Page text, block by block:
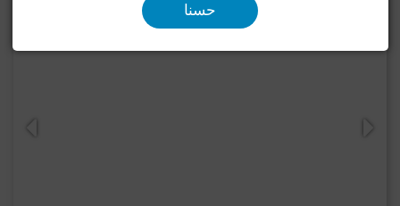
حسنا